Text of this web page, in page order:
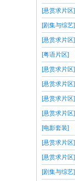
[悬赏求片区]
[剧集与综艺]
[悬赏求片区]
[粤语片区]
[悬赏求片区]
[悬赏求片区]
[悬赏求片区]
[悬赏求片区]
[电影套装]
[悬赏求片区]
[悬赏求片区]
[剧集与综艺]